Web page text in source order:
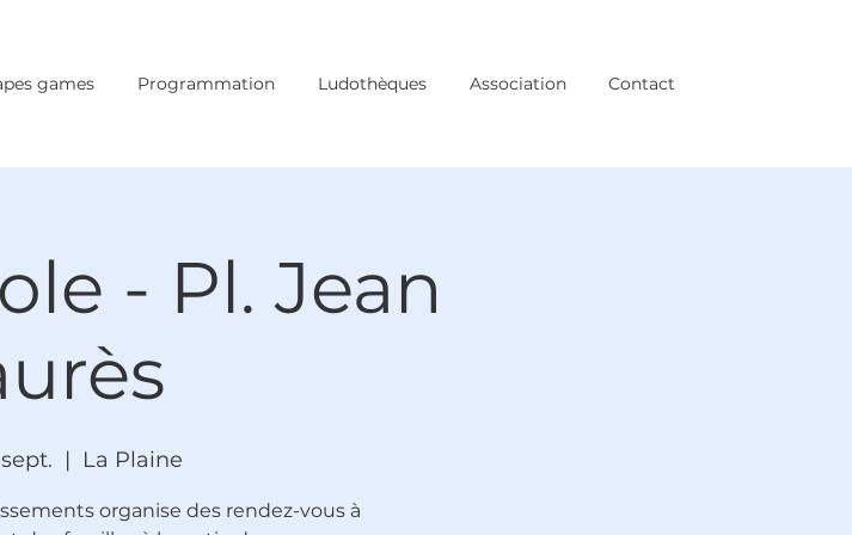
games Programmation Ludothèques Association Contact
- Pl. Jean
  |
La Plaine
organise des rendez-vous à